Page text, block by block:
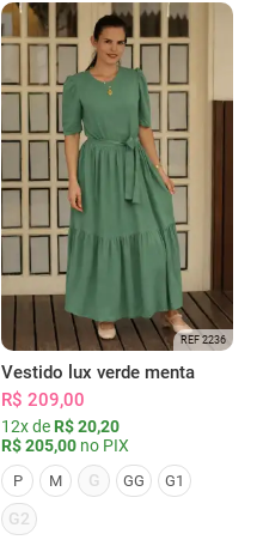
REF 2236
Vestido lux verde menta
R$ 209,00
12x de R$ 20,20
R$ 205,00 no PIX
P M G GG G1
G2